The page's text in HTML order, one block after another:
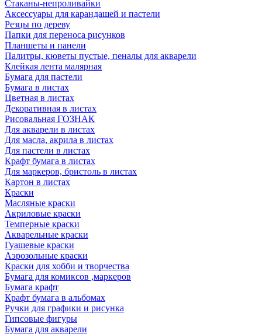
Стаканы-непроливайки
Аксессуары для карандашей и пастели
Резцы по дереву
Папки для переноса рисунков
Планшеты и панели
Палитры, кюветы пустые, пеналы для акварели
Клейкая лента малярная
Бумага для пастели
Бумага в листах
Цветная в листах
Декоративная в листах
Рисовальная ГОЗНАК
Для акварели в листах
Для масла, акрила в листах
Для пастели в листах
Крафт бумага в листах
Для маркеров, бристоль в листах
Картон в листах
Краски
Масляные краски
Акриловые краски
Темперные краски
Акварельные краски
Гуашевые краски
Аэрозольные краски
Краски для хобби и творчества
Бумага для комиксов ,маркеров
Бумага крафт
Крафт бумага в альбомах
Ручки для графики и рисунка
Гипсовые фигуры
Бумага для акварели